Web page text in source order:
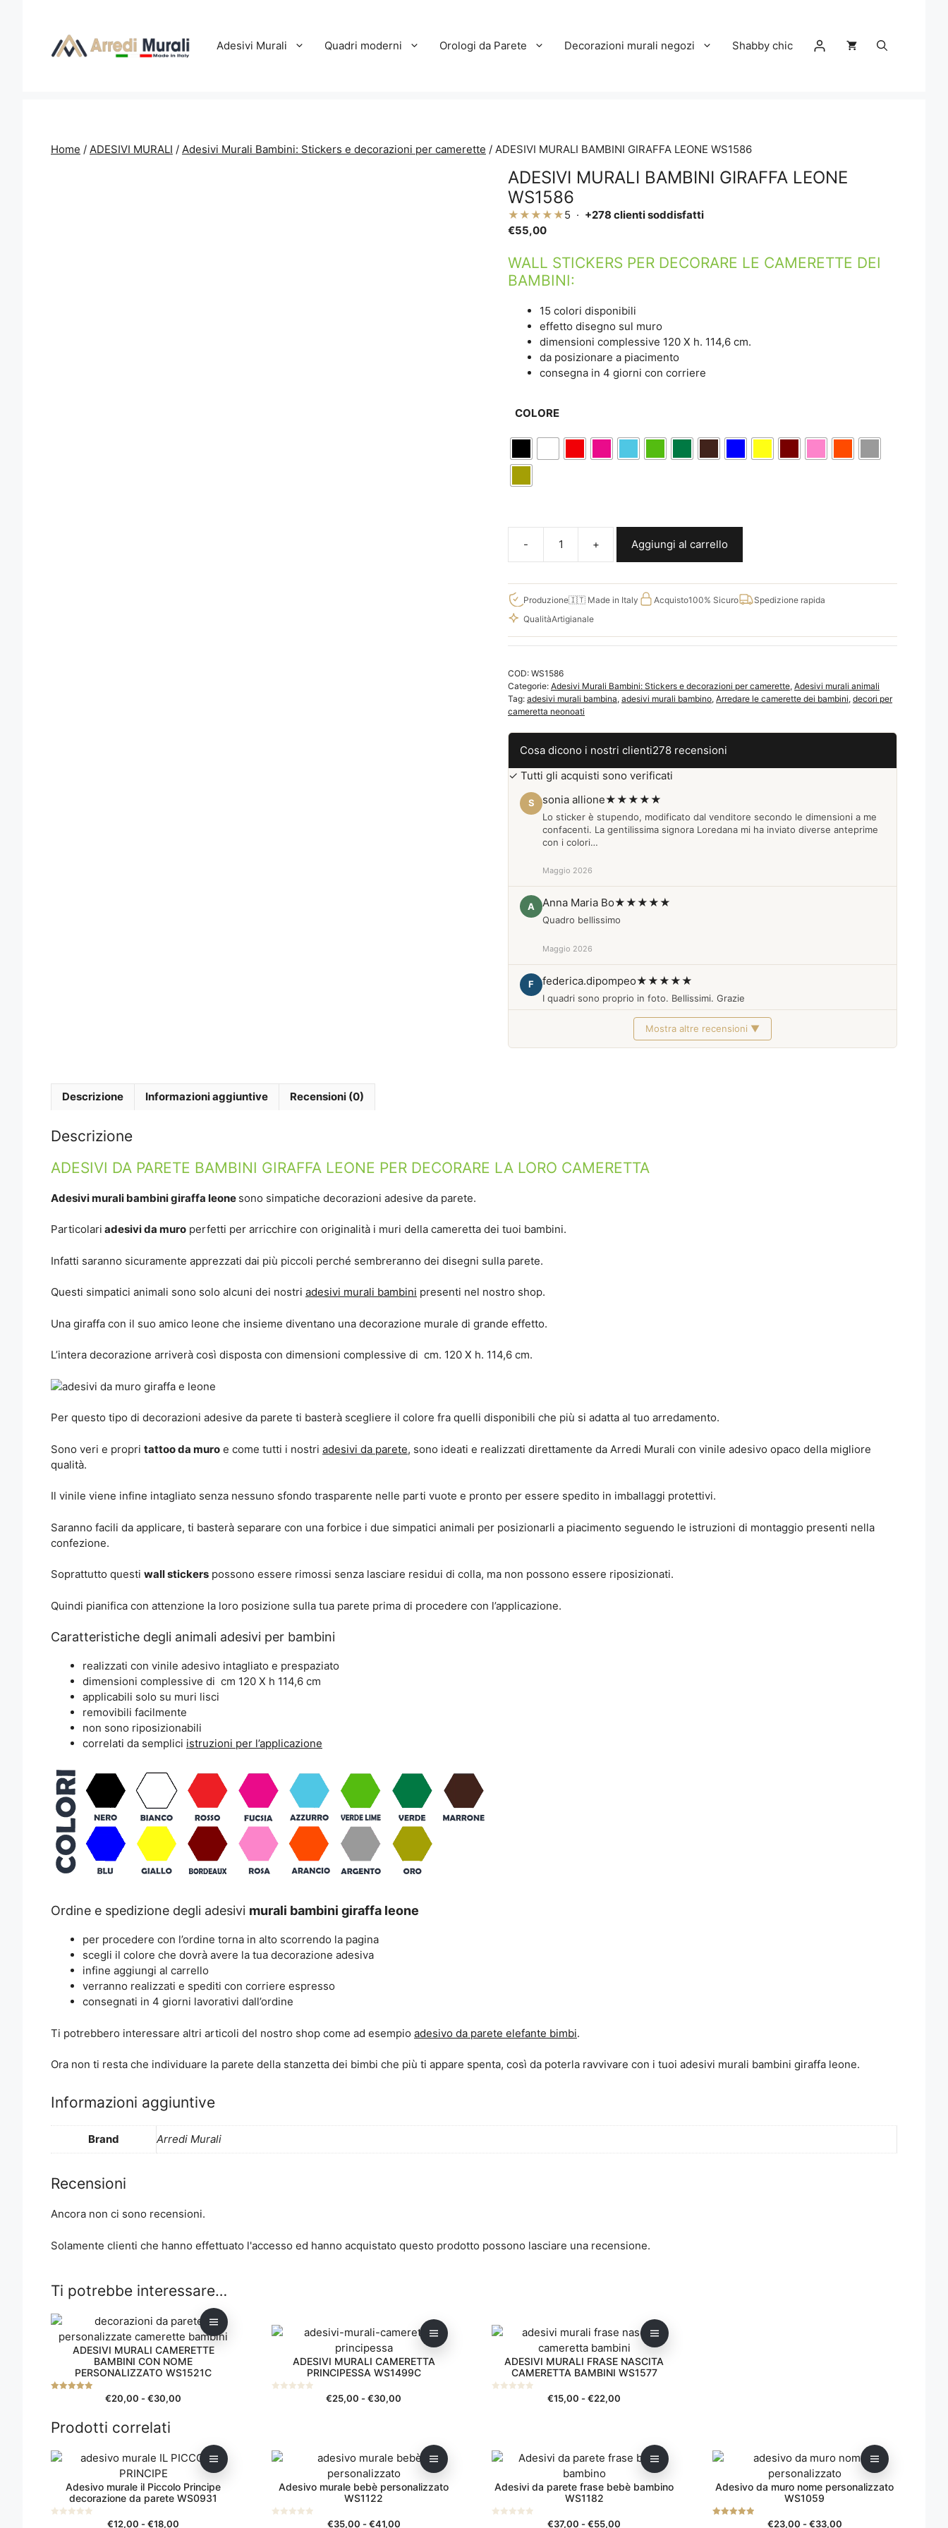
Adesivi Murali Quadri moderni Orologi da Parete Decorazioni murali negozi Shabby chic
Home / ADESIVI MURALI / Adesivi Murali Bambini: Stickers e decorazioni per camerette / ADESIVI MURALI BAMBINI GIRAFFA LEONE WS1586
ADESIVI MURALI BAMBINI GIRAFFA LEONE
WS1586
★★★★★5 · +278 clienti soddisfatti
€55,00
WALL STICKERS PER DECORARE LE CAMERETTE DEI
BAMBINI:
15 colori disponibili
effetto disegno sul muro
dimensioni complessive 120 X h. 114,6 cm.
da posizionare a piacimento
consegna in 4 giorni con corriere
COLORE
MURALI
BAMBINI
GIRAFFA
LEONE
quantità
Aggiungi al carrello
Produzione🇮🇹 Made in Italy Acquisto100% Sicuro
Spedizione rapida
QualitàArtigianale
COD: WS1586
Categorie: Adesivi Murali Bambini: Stickers e decorazioni per camerette, Adesivi murali animali
Tag: adesivi murali bambina, adesivi murali bambino, Arredare le camerette dei bambini, decori per
cameretta neonoati
Cosa dicono i nostri clienti278 recensioni
✓ Tutti gli acquisti sono verificati
S sonia allione★★★★★
Lo sticker è stupendo, modificato dal venditore secondo le dimensioni a me
confacenti. La gentilissima signora Loredana mi ha inviato diverse anteprime
con i colori…
Maggio 2026
A Anna Maria Bo★★★★★
Quadro bellissimo
Maggio 2026
F federica.dipompeo★★★★★
I quadri sono proprio in foto. Bellissimi. Grazie
Mostra altre recensioni ▼
Descrizione Informazioni aggiuntive Recensioni (0)
Descrizione
ADESIVI DA PARETE BAMBINI GIRAFFA LEONE PER DECORARE LA LORO CAMERETTA
Adesivi murali bambini giraffa leone sono simpatiche decorazioni adesive da parete.
Particolari adesivi da muro perfetti per arricchire con originalità i muri della cameretta dei tuoi bambini.
Infatti saranno sicuramente apprezzati dai più piccoli perché sembreranno dei disegni sulla parete.
Questi simpatici animali sono solo alcuni dei nostri adesivi murali bambini presenti nel nostro shop.
Una giraffa con il suo amico leone che insieme diventano una decorazione murale di grande effetto.
L’intera decorazione arriverà così disposta con dimensioni complessive di cm. 120 X h. 114,6 cm.
Per questo tipo di decorazioni adesive da parete ti basterà scegliere il colore fra quelli disponibili che più si adatta al tuo arredamento.
Sono veri e propri tattoo da muro e come tutti i nostri adesivi da parete, sono ideati e realizzati direttamente da Arredi Murali con vinile adesivo opaco della migliore
qualità.
Il vinile viene infine intagliato senza nessuno sfondo trasparente nelle parti vuote e pronto per essere spedito in imballaggi protettivi.
Saranno facili da applicare, ti basterà separare con una forbice i due simpatici animali per posizionarli a piacimento seguendo le istruzioni di montaggio presenti nella
confezione.
Soprattutto questi wall stickers possono essere rimossi senza lasciare residui di colla, ma non possono essere riposizionati.
Quindi pianifica con attenzione la loro posizione sulla tua parete prima di procedere con l’applicazione.
Caratteristiche degli animali adesivi per bambini
realizzati con vinile adesivo intagliato e prespaziato
dimensioni complessive di cm 120 X h 114,6 cm
applicabili solo su muri lisci
removibili facilmente
non sono riposizionabili
correlati da semplici istruzioni per l’applicazione
Ordine e spedizione degli adesivi murali bambini giraffa leone
per procedere con l’ordine torna in alto scorrendo la pagina
scegli il colore che dovrà avere la tua decorazione adesiva
infine aggiungi al carrello
verranno realizzati e spediti con corriere espresso
consegnati in 4 giorni lavorativi dall’ordine
Ti potrebbero interessare altri articoli del nostro shop come ad esempio adesivo da parete elefante bimbi.
Ora non ti resta che individuare la parete della stanzetta dei bimbi che più ti appare spenta, così da poterla ravvivare con i tuoi adesivi murali bambini giraffa leone.
Informazioni aggiuntive
Brand Arredi Murali
Recensioni
Ancora non ci sono recensioni.
Solamente clienti che hanno effettuato l'accesso ed hanno acquistato questo prodotto possono lasciare una recensione.
Ti potrebbe interessare…
ADESIVI MURALI CAMERETTE
BAMBINI CON NOME
PERSONALIZZATO WS1521C
€20,00 - €30,00
€20,00
a
Questo
prodotto
varianti.
possono
scelte
pagina
del
ADESIVI MURALI CAMERETTA
PRINCIPESSA WS1499C
€25,00 - €30,00
€25,00
a
prodotto
varianti.
scelte
pagina
del
ADESIVI MURALI FRASE NASCITA
CAMERETTA BAMBINI WS1577
€15,00 - €22,00
€15,00
a
prodotto
più
varianti.
scelte
pagina
del
Prodotti correlati
Adesivo murale il Piccolo Principe
decorazione da parete WS0931
€12,00 - €18,00
Questo
varianti.
Adesivo murale bebè personalizzato
WS1122
€35,00 - €41,00Fascia
Questo
ha
varianti.
Adesivi da parete frase bebè bambino
WS1182
€37,00 - €55,00
Questo
ha
varianti.
Adesivo da muro nome personalizzato
WS1059
€23,00 - €33,00Fascia
Questo
ha
varianti.